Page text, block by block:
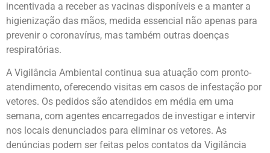
incentivada a receber as vacinas disponíveis e a manter a
higienização das mãos, medida essencial não apenas para
prevenir o coronavírus, mas também outras doenças
respiratórias.
A Vigilância Ambiental continua sua atuação com pronto-
atendimento, oferecendo visitas em casos de infestação por
vetores. Os pedidos são atendidos em média em uma
semana, com agentes encarregados de investigar e intervir
nos locais denunciados para eliminar os vetores. As
denúncias podem ser feitas pelos contatos da Vigilância